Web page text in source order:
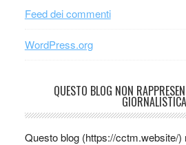
Feed dei commenti
WordPress.org
QUESTO BLOG NON
GIORNALISTICA
Questo blog (https://cctm.website/)